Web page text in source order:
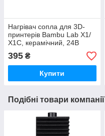
Нагрівач сопла для 3D-
принтерів Bambu Lab X1/
X1C, керамічний, 24В
48Вт, (оригінал, FAH001-
C-1)
395 ₴
Купити
Подібні товари компанії